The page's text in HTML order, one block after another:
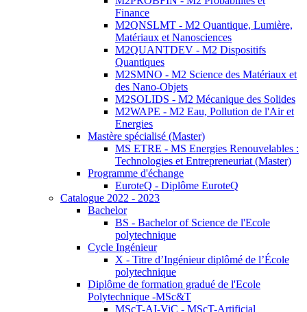
Finance
M2QNSLMT - M2 Quantique, Lumière,
Matériaux et Nanosciences
M2QUANTDEV - M2 Dispositifs
Quantiques
M2SMNO - M2 Science des Matériaux et
des Nano-Objets
M2SOLIDS - M2 Mécanique des Solides
M2WAPE - M2 Eau, Pollution de l'Air et
Energies
Mastère spécialisé (Master)
MS ETRE - MS Energies Renouvelables :
Technologies et Entrepreneuriat (Master)
Programme d'échange
EuroteQ - Diplôme EuroteQ
Catalogue 2022 - 2023
Bachelor
BS - Bachelor of Science de l'Ecole
polytechnique
Cycle Ingénieur
X - Titre d’Ingénieur diplômé de l’École
polytechnique
Diplôme de formation gradué de l'Ecole
Polytechnique -MSc&T
MScT-AI-ViC - MScT-Artificial